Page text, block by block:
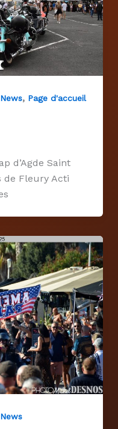
News, Page d'accueil
d’Agde Saint
de Fleury Acti
News